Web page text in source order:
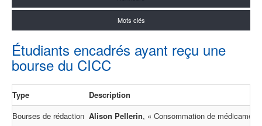
Mots clés
Étudiants encadrés ayant reçu une
bourse du CICC
Type
Description
Bourses de rédaction Alison Pellerin, « Consommation de